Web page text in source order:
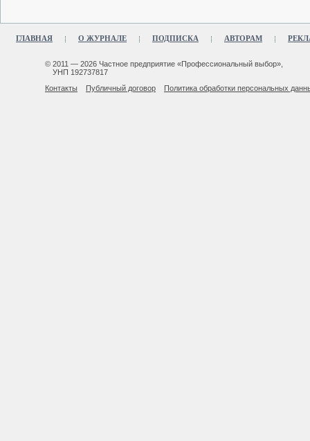
ГЛАВНАЯ О ЖУРНАЛЕ ПОДПИСКА АВТОРАМ
© 2011 — 2026 Частное предприятие «Профессиональный выбор»,
УНП 192737817
Контакты
Публичный договор Политика обработки персональных